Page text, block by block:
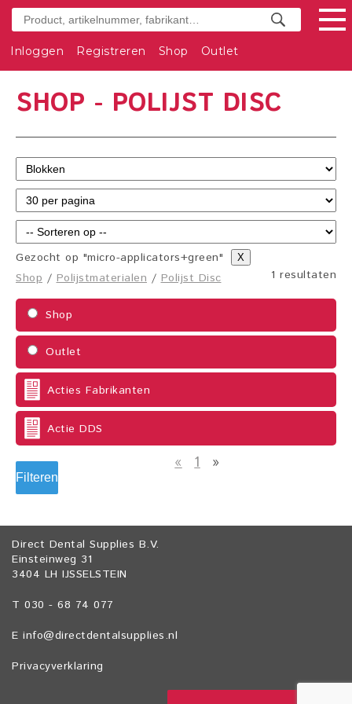
Inloggen Registreren Shop Outlet
SHOP - POLIJST DISC
Gezocht op "micro-applicators+green" X
1 resultaten
Shop /Polijstmaterialen /Polijst Disc
Shop
Outlet
Acties Fabrikanten
Actie DDS
Filteren
« 1 »
Direct Dental Supplies B.V.
Einsteinweg 31
3404 LH IJSSELSTEIN
T 030 - 68 74 077
E info@directdentalsupplies.nl
Privacyverklaring